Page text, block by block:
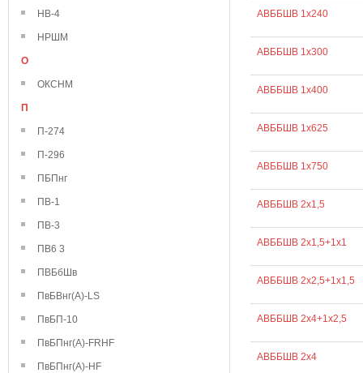
НВ-4
НРШМ
О
ОКСНМ
П
П-274
П-296
ПБПнг
ПВ-1
ПВ-3
ПВ6 3
ПВБбШв
ПвБВнг(А)-LS
ПвБП-10
ПвБПнг(А)-FRHF
ПвБПнг(А)-HF
АВББШВ 1х240
АВББШВ 1х300
АВББШВ 1х400
АВББШВ 1х625
АВББШВ 1х750
АВББШВ 2х1,5
АВББШВ 2х1,5+1х1
АВББШВ 2х2,5+1х1,5
АВББШВ 2х4+1х2,5
АВББШВ 2х4